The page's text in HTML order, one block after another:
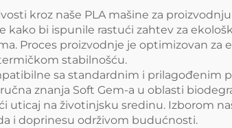
kroz naše PLA mašine za
kako bi ispunile rastući zahtev za
Proces proizvodnje je optimizovan
stabilnošću.
sa standardnim i
znanja Soft Gem-a u oblasti
uticaj na životinjsku sredinu. Izborom
i doprinesu održivom budućnosti.